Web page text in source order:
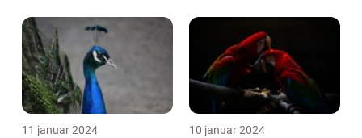
dødbringende
skabninger...
11 januar 2024 10 januar 2024